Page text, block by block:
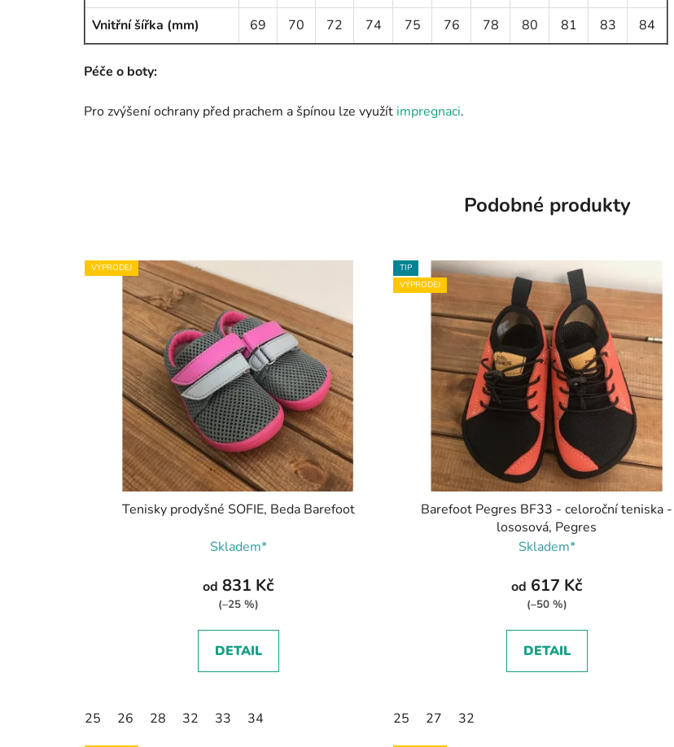
Vnitřní šířka (mm)
69 70 72 74 75 76 78 80 81 83 84
Péče o boty:
Pro zvýšení ochrany před prachem a špínou lze využít impregnaci.
Podobné produkty
VÝPRODEJ
Tenisky prodyšné SOFIE, Beda Barefoot
Skladem*
od 831 Kč
(–25 %)
DETAIL
25 26 28 32 33 34
TIP
VÝPRODEJ
Barefoot Pegres BF33 - celoroční teniska -
lososová, Pegres
Skladem*
od 617 Kč
(–50 %)
DETAIL
25 27 32